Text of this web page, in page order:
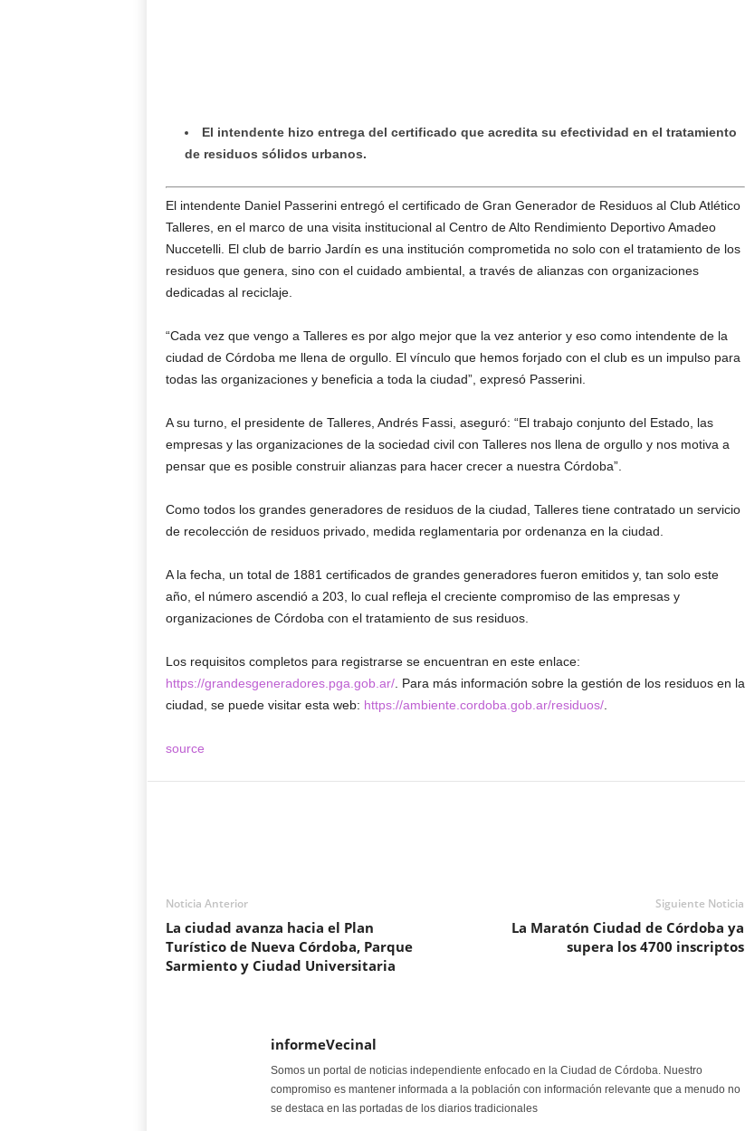
El intendente hizo entrega del certificado que acredita su efectividad en el tratamiento
de residuos sólidos urbanos.
El intendente Daniel Passerini entregó el certificado de Gran Generador de Residuos al Club Atlético
Talleres, en el marco de una visita institucional al Centro de Alto Rendimiento Deportivo Amadeo
Nuccetelli. El club de barrio Jardín es una institución comprometida no solo con el tratamiento de los
residuos que genera, sino con el cuidado ambiental, a través de alianzas con organizaciones
dedicadas al reciclaje.
“Cada vez que vengo a Talleres es por algo mejor que la vez anterior y eso como intendente de la
ciudad de Córdoba me llena de orgullo. El vínculo que hemos forjado con el club es un impulso para
todas las organizaciones y beneficia a toda la ciudad”, expresó Passerini.
A su turno, el presidente de Talleres, Andrés Fassi, aseguró: “El trabajo conjunto del Estado, las
empresas y las organizaciones de la sociedad civil con Talleres nos llena de orgullo y nos motiva a
pensar que es posible construir alianzas para hacer crecer a nuestra Córdoba”.
Como todos los grandes generadores de residuos de la ciudad, Talleres tiene contratado un servicio
de recolección de residuos privado, medida reglamentaria por ordenanza en la ciudad.
A la fecha, un total de 1881 certificados de grandes generadores fueron emitidos y, tan solo este
año, el número ascendió a 203, lo cual refleja el creciente compromiso de las empresas y
organizaciones de Córdoba con el tratamiento de sus residuos.
Los requisitos completos para registrarse se encuentran en este enlace:
https://grandesgeneradores.pga.gob.ar/. Para más información sobre la gestión de los residuos en la
ciudad, se puede visitar esta web: https://ambiente.cordoba.gob.ar/residuos/.
source
Noticia Anterior
La ciudad avanza hacia el Plan
Turístico de Nueva Córdoba, Parque
Sarmiento y Ciudad Universitaria
Siguiente Noticia
La Maratón Ciudad de Córdoba ya
supera los 4700 inscriptos
informeVecinal
Somos un portal de noticias independiente enfocado en la Ciudad de Córdoba. Nuestro
compromiso es mantener informada a la población con información relevante que a menudo no
se destaca en las portadas de los diarios tradicionales